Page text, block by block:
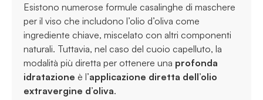
Esistono numerose formule casalinghe di maschere
per il viso che includono l’olio d’oliva come
ingrediente chiave, miscelato con altri componenti
naturali. Tuttavia, nel caso del cuoio capelluto, la
modalità più diretta per ottenere una profonda
idratazione è l’applicazione diretta dell’olio
extravergine d’oliva.